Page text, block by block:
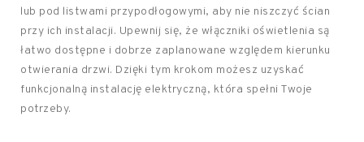
lub pod listwami przypodłogowymi, aby nie niszczyć ścian
przy ich instalacji. Upewnij się, że włączniki oświetlenia są
łatwo dostępne i dobrze zaplanowane względem kierunku
otwierania drzwi. Dzięki tym krokom możesz uzyskać
funkcjonalną instalację elektryczną, która spełni Twoje
potrzeby.